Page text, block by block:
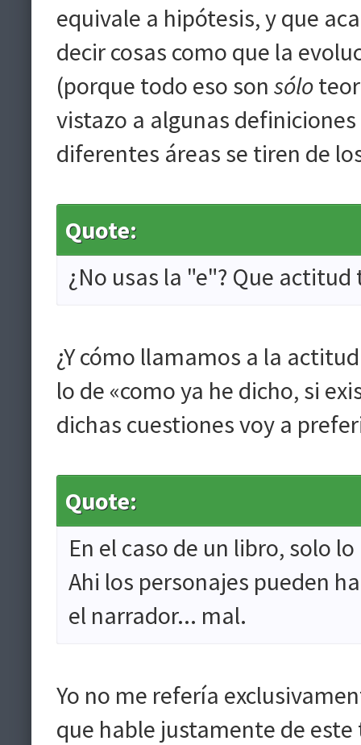
equivale a hipótesis, y que
decir cosas como que la
(porque todo eso son sólo
vistazo a algunas
diferentes áreas se tiren de
Quote:
¿No usas la "e"? Que
¿Y cómo llamamos a la
lo de «como ya he dicho, si
dichas cuestiones voy a
Quote:
En el caso de un libro, solo
Ahi los personajes pueden
el narrador... mal.
Yo no me refería
que hable justamente de